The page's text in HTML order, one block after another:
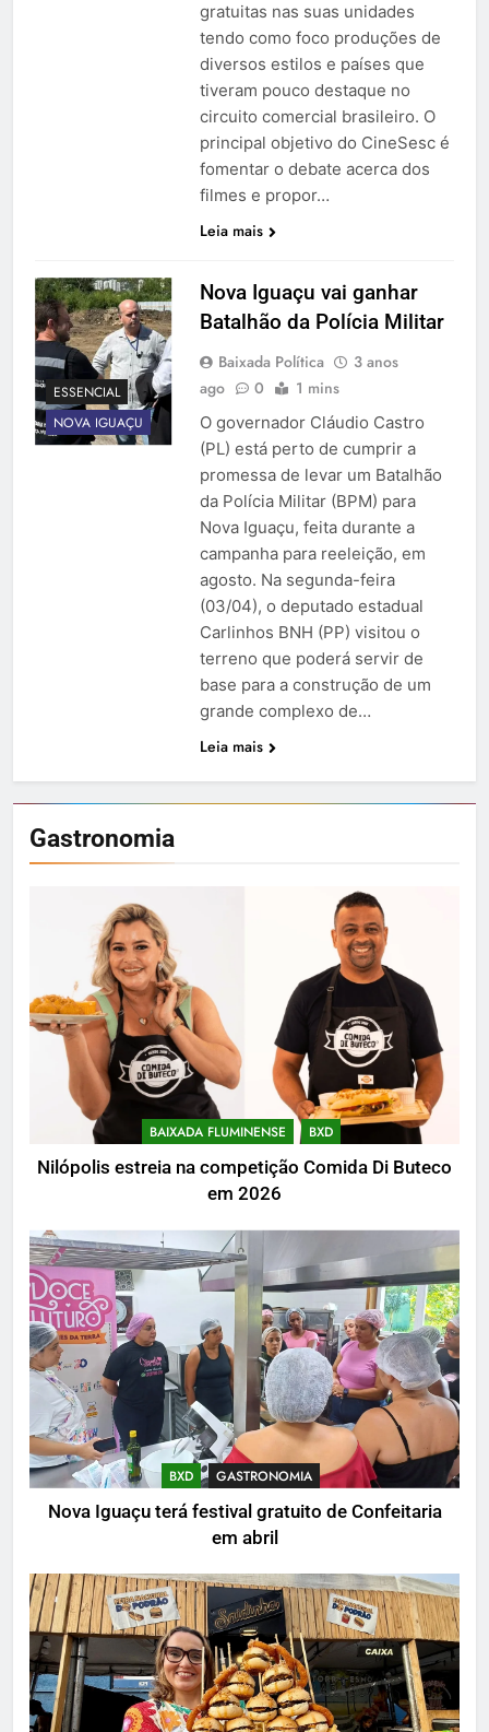
Gastronomia
BAIXADA FLUMINENSE BXD
Nilópolis estreia na competição Comida Di Buteco
em 2026
BXD GASTRONOMIA
Nova Iguaçu terá festival gratuito de Confeitaria
em abril
gratuitas nas suas unidades
tendo como foco produções de
diversos estilos e países que
tiveram pouco destaque no
circuito comercial brasileiro. O
principal objetivo do CineSesc é
fomentar o debate acerca dos
filmes e propor…
Leia mais
ESSENCIAL
NOVA IGUAÇU
Nova Iguaçu vai ganhar
Batalhão da Polícia Militar
Baixada Política
3 anos
ago
0 1 mins
O governador Cláudio Castro
(PL) está perto de cumprir a
promessa de levar um Batalhão
da Polícia Militar (BPM) para
Nova Iguaçu, feita durante a
campanha para reeleição, em
agosto. Na segunda-feira
(03/04), o deputado estadual
Carlinhos BNH (PP) visitou o
terreno que poderá servir de
base para a construção de um
grande complexo de…
Leia mais